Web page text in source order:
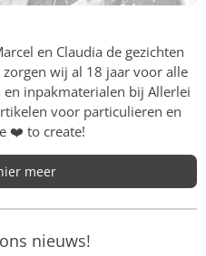
en Claudia de gezichten
wij al 18 jaar voor alle
inpakmaterialen bij Allerlei
voor particulieren en
❤️ to create!
meer
nieuws!